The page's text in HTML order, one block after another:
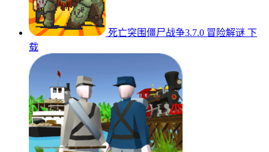
死亡突围僵尸战争3.7.0 冒险解谜 下
载